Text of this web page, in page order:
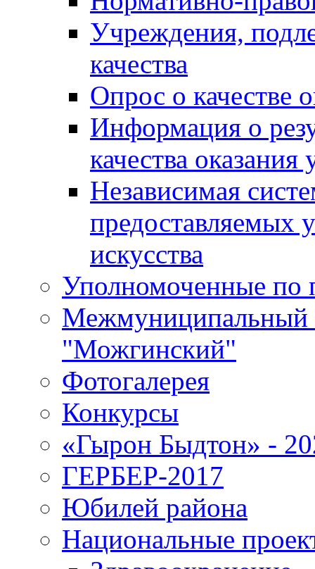
Учреждения,
качества
Опрос о качестве
Информация о
качества оказания
Независимая
предоставляемых
искусства
Уполномоченные по
Межмуниципальный
"Можгинский"
Фотогалерея
Конкурсы
«Гырон Быдтон» -
ГЕРБЕР-2017
Юбилей района
Национальные